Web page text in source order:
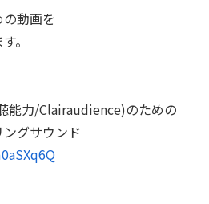
動画を
。
能力/Clairaudience)のための
グサウンド